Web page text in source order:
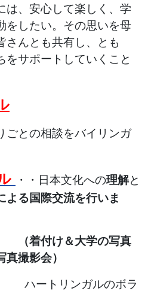
は、安心して楽しく、学
をしたい。その思いを母
さんとも共有し、とも
をサポートしていくこと
との相談をバイリンガ
・・日本文化への理解と
よる国際交流を行いま
大学の写真
・写真撮影会）
ガルのボラ